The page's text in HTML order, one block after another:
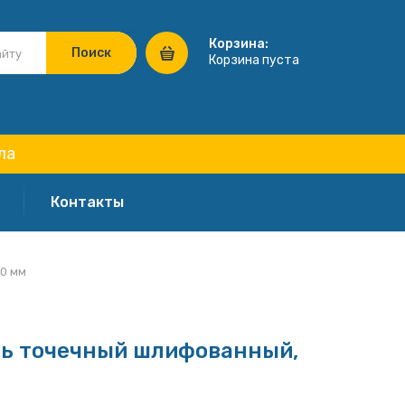
Корзина:
Корзина пуста
Контакты
мм
точечный шлифованный,